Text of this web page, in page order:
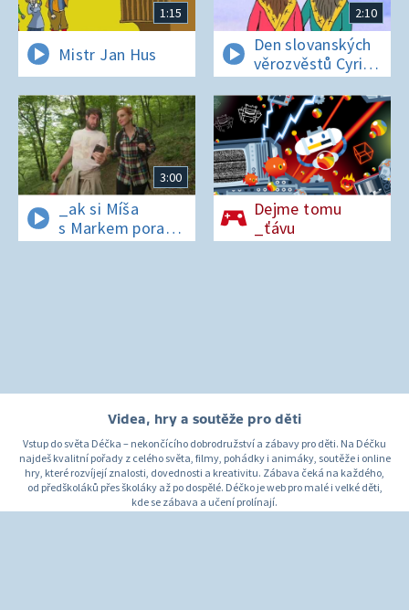
1:15
Mistr Jan Hus
2:10
Den slovanských
věrozvěstů Cyrila
a Metoděje
3:00
_ak si Míša
s Markem poradí
v lese bez
Dejme tomu
_ťávu
Videa, hry a soutěže pro děti
Vstup do světa Déčka – nekončícího dobrodružství a zábavy pro děti. Na Déčku
najdeš kvalitní pořady z celého světa, filmy, pohádky i animáky, soutěže i online
hry, které rozvíjejí znalosti, dovednosti a kreativitu. Zábava čeká na každého,
od předškoláků přes školáky až po dospělé. Déčko je web pro malé i velké děti,
kde se zábava a učení prolínají.